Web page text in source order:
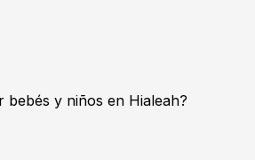
bebés y niños en Hialeah?